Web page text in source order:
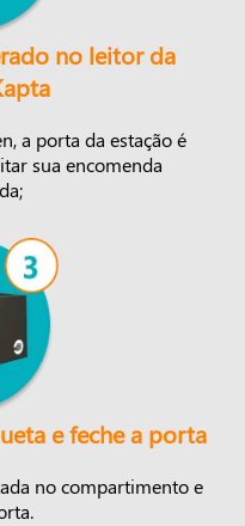
no leitor da
a porta da estação é
sua encomenda
e feche a porta
no compartimento e